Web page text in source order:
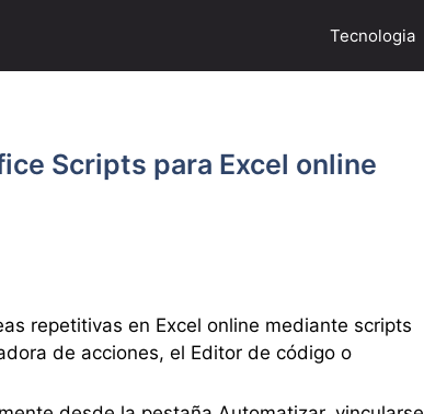
Tecnologia
Scripts para Excel online
repetitivas en Excel online mediante scripts
de acciones, el Editor de código o